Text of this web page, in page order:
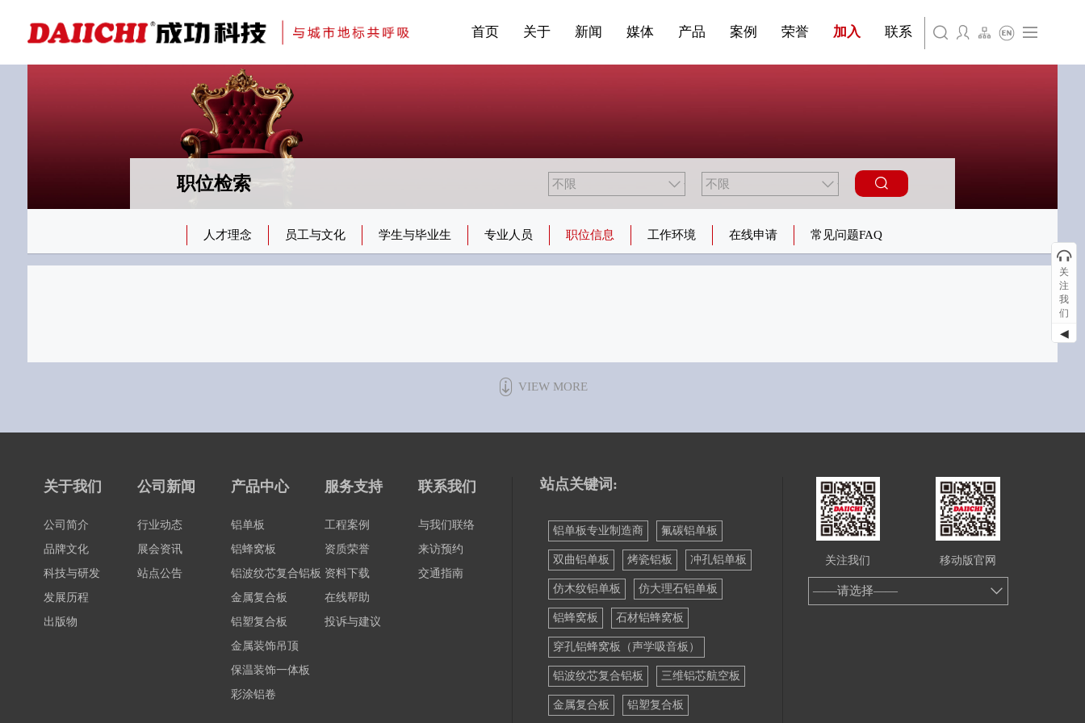
首页 关于
新闻
媒体
刊物专题一
产品
金属隔断
案例 荣誉
加入
联系
English
职位检索
人才理念 员工与文化 学生与毕业生 专业人员 职位信息 工作环境 在线申请 常见问题FAQ
VIEW MORE
关于我们
公司简介
品牌文化
科技与研发
发展历程
出版物
公司新闻
行业动态
展会资讯
站点公告
产品中心
铝单板
铝蜂窝板
铝波纹芯复合铝板
金属复合板
铝塑复合板
金属装饰吊顶
保温装饰一体板
彩涂铝卷
服务支持
工程案例
资质荣誉
资料下载
在线帮助
投诉与建议
联系我们
与我们联络
来访预约
交通指南
站点关键词:
铝单板专业制造商 氟碳铝单板
双曲铝单板 烤瓷铝板 冲孔铝单板
仿木纹铝单板 仿大理石铝单板
铝蜂窝板 石材铝蜂窝板
穿孔铝蜂窝板（声学吸音板）
铝波纹芯复合铝板 三维铝芯航空板
金属复合板 铝塑复合板
关注我们 移动版官网
——请选择——
关
注
我
们
◀